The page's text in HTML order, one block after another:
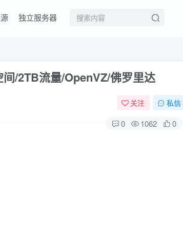
独立服务器
/2TB流量/OpenVZ/佛罗里达
关注 私信
0 1062 0